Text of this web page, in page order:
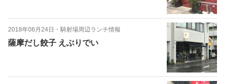
2018年06月24日 ・ 騎射場周辺ランチ情報
薩摩だし餃子 えぶりでい